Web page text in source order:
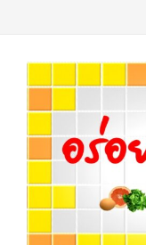
content